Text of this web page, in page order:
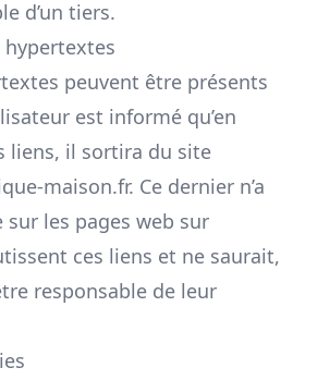
d’un tiers.
hypertextes
peuvent être présents
est informé qu’en
liens, il sortira du site
maison.fr. Ce dernier n’a
sur les pages web sur
ces liens et ne saurait,
responsable de leur